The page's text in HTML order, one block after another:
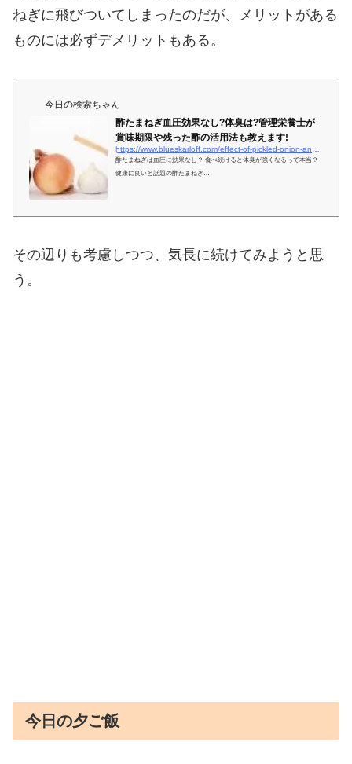
ねぎに飛びついてしまったのだが、メリットがある
ものには必ずデメリットもある。
今日の検索ちゃん
酢たまねぎ血圧効果なし?体臭は?管理栄養士が
賞味期限や残った酢の活用法も教えます!
酢たまねぎは血圧に効果なし？ 食べ続けると体臭が強くなるって本当？
健康に良いと話題の酢たまねぎ…
その辺りも考慮しつつ、気長に続けてみようと思
う。
今日の夕ご飯